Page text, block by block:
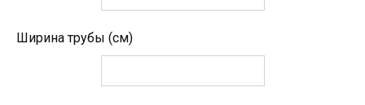
Ширина трубы (см)